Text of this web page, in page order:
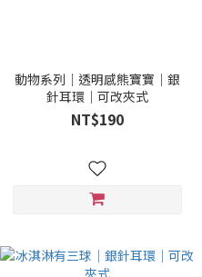
動物系列｜透明感熊寶寶｜銀
針耳環｜可改夾式
NT$190